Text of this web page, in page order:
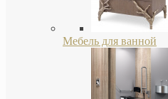
Мебель для ванной